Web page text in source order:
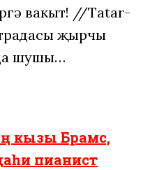
вакыт! //Tatar-
җырчы
шушы…
кызы Брамс,
пианист